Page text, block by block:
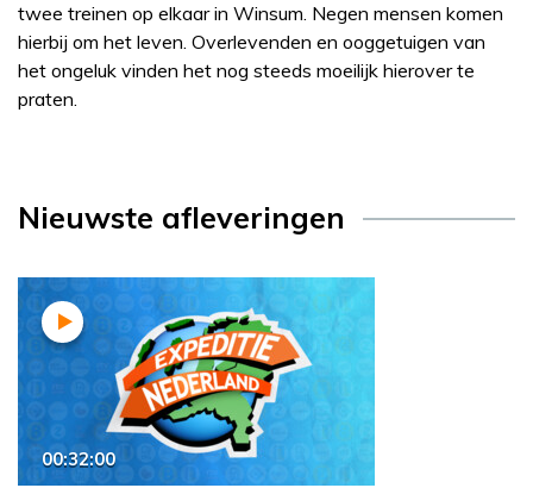
twee treinen op elkaar in Winsum. Negen mensen komen
hierbij om het leven. Overlevenden en ooggetuigen van
het ongeluk vinden het nog steeds moeilijk hierover te
praten.
Nieuwste afleveringen
00:32:00